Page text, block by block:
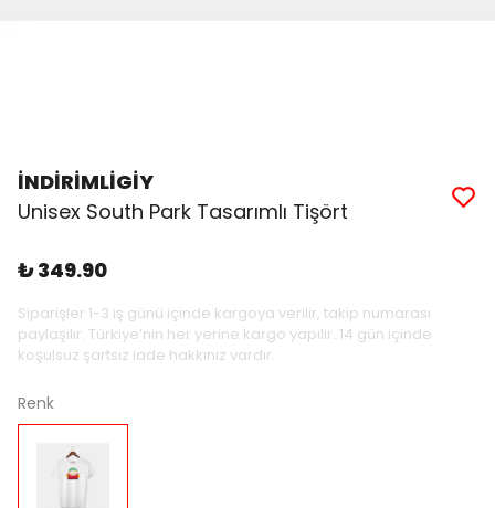
İNDİRİMLİGİY
Unisex South Park Tasarımlı Tişört
₺ 349.90
Siparişler 1-3 iş günü içinde kargoya verilir, takip numarası
paylaşılır. Türkiye’nin her yerine kargo yapılır. 14 gün içinde
koşulsuz şartsız iade hakkınız vardır.
Renk